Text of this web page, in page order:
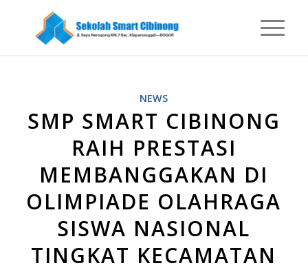
NEWS
SMP SMART CIBINONG
RAIH PRESTASI
MEMBANGGAKAN DI
OLIMPIADE OLAHRAGA
SISWA NASIONAL
TINGKAT KECAMATAN